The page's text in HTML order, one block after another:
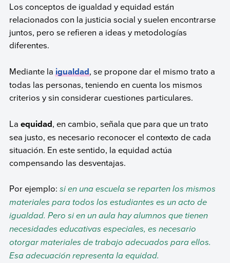
Los conceptos de igualdad y equidad están
relacionados con la justicia social y suelen encontrarse
juntos, pero se refieren a ideas y metodologías
diferentes.
Mediante laigualdad, se propone dar el mismo trato a
todas las personas, teniendo en cuenta los mismos
criterios y sin considerar cuestiones particulares.
La equidad, en cambio, señala que para que un trato
sea justo, es necesario reconocer el contexto de cada
situación. En este sentido, la equidad actúa
compensando las desventajas.
Por ejemplo: si en una escuela se reparten los mismos
materiales para todos los estudiantes es un acto de
igualdad. Pero si en un aula hay alumnos que tienen
necesidades educativas especiales, es necesario
otorgar materiales de trabajo adecuados para ellos.
Esa adecuación representa la equidad.